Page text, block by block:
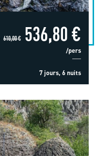
610,00 € 536,80 €
/pers
7 jours, 6 nuits